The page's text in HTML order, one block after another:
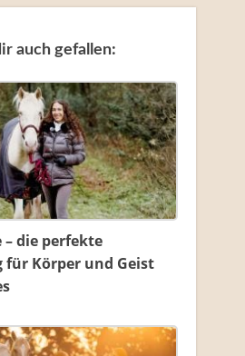
auch gefallen:
– die perfekte
für Körper und Geist